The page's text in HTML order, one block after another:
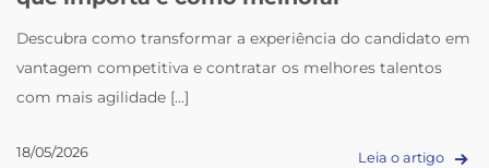
Descubra como transformar a experiência do candidato em
vantagem competitiva e contratar os melhores talentos
com mais agilidade [...]
18/05/2026 Leia o artigo